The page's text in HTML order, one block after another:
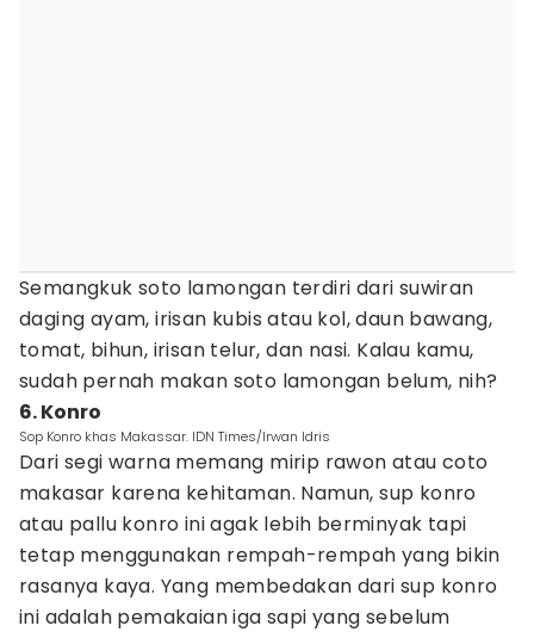
Semangkuk soto lamongan terdiri dari suwiran
daging ayam, irisan kubis atau kol, daun bawang,
tomat, bihun, irisan telur, dan nasi. Kalau kamu,
sudah pernah makan soto lamongan belum, nih?
6. Konro
Sop Konro khas Makassar. IDN Times/Irwan Idris
Dari segi warna memang mirip rawon atau coto
makasar karena kehitaman. Namun, sup konro
atau pallu konro ini agak lebih berminyak tapi
tetap menggunakan rempah-rempah yang bikin
rasanya kaya. Yang membedakan dari sup konro
ini adalah pemakaian iga sapi yang sebelum